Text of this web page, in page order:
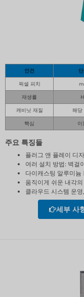
안건
픽셀 피치
재생률
캐비닛 재질
해당
핵심
주요 특징들
플러그 앤 플레이 디
여러 설치 방법: 벽걸
다이캐스팅 알루미늄
움직이게 쉬운 내각
클라우드 시스템 운
세부 사